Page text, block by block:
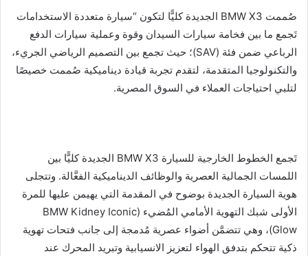
صُممت BMW X3 الجديدة كليًّا لتكون “سيارة متعددة الاستخدامات
تَجمع ما بين فخامة سيارات السيدان وقوة وعملية سيارات الدفع
الرباعي ضمن فئة (SAV)؛ حيث تجمع بين التصميم الرياضي الجريء،
والتكنولوجيا المتقدمة، لتقدم تجربة قيادة ديناميكية صُممت خصيصًا
لتلبي احتياجات العملاء في السوق المصرية.
تَجمع الخطوط الخارجية للسيارة BMW X3 الجديدة كليًّا بين
اللمسات الجمالية العصرية والوظائف الديناميكية الفعَّالة. وتتجلى
هوية السيارة الجديدة بوضوح في المقدمة التي يهيمن عليها للمرة
الأولى شبك التهوية الأمامي المُضيء (BMW Kidney Iconic
Glow)، وهي تتضمَّن أضواء عصرية مُدمجة إلى جانب فتحات تهوية
ذكية تتحكم بتدفق الهواء لتعزيز الانسيابية وتبريد المحرك عند